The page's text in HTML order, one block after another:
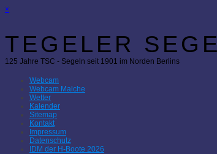
×
TEGELER
125 Jahre TSC - Segeln seit 1901 im Norden Berlins
Webcam
Webcam Malche
Wetter
Kalender
Sitemap
Kontakt
Impressum
Datenschutz
IDM der H-Boote 2026